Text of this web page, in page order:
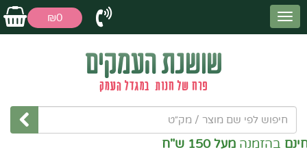
₪0
מעל 150 ש"ח